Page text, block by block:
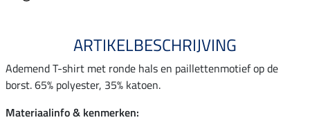
ARTIKELBESCHRIJVING
Ademend T-shirt met ronde hals en paillettenmotief op de
borst. 65% polyester, 35% katoen.
Materiaalinfo & kenmerken: